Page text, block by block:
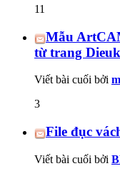
11
Mẫu
từ trang
Viết bài cuối bởi
3
File đục
Viết bài cuối bởi